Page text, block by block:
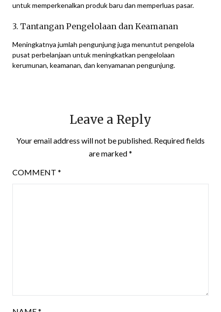
untuk memperkenalkan produk baru dan memperluas pasar.
3. Tantangan Pengelolaan dan Keamanan
Meningkatnya jumlah pengunjung juga menuntut pengelola
pusat perbelanjaan untuk meningkatkan pengelolaan
kerumunan, keamanan, dan kenyamanan pengunjung.
Leave a Reply
Your email address will not be published. Required fields
are marked*
COMMENT *